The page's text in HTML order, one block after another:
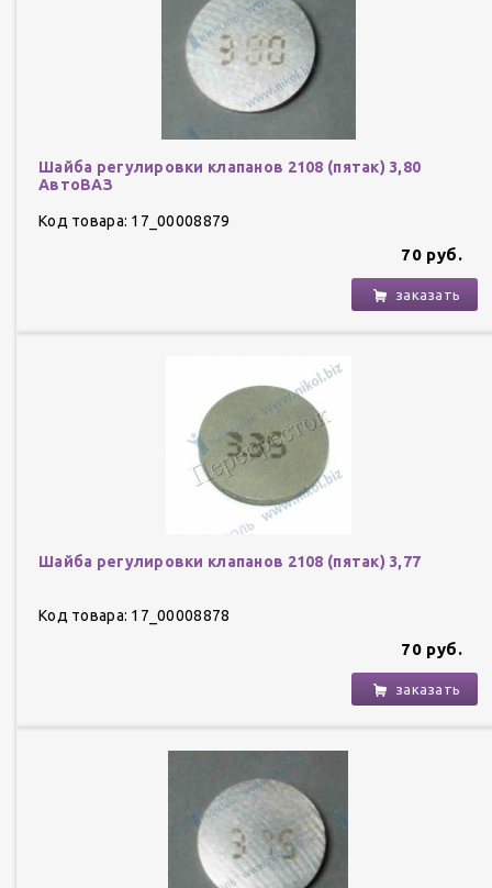
Шайба регулировки клапанов 2108 (пятак) 3,80
АвтоВАЗ
Код товара: 17_00008879
70 руб.
заказать
Шайба регулировки клапанов 2108 (пятак) 3,77
Код товара: 17_00008878
70 руб.
заказать